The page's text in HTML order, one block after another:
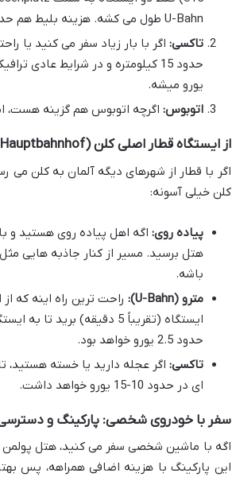
U-Bahn طول می کشه. هزینه بلیط هم حدود 3-4 یورو خواهد بود.
تاکسی: اگر با بار زیاد سفر می کنید یا
یورو میشه.
اتوبوس: اگرچه اتوبوس هم گزینه هست،
از ایستگاه قطار اصلی کلن (Köln Hauptbahnhof) تا اقامتگاهتان
اگر با قطار از شهرهای دیگه آلمان به کلن
کلن خیلی آسونه:
پیاده روی:
هتل برسید. مسیر از کنار جاذبه هایی
باشه.
مترو (U-Bahn):
راحت ترین راه اینه که
حدود 2.5 یورو خواهد بود.
تاکسی:
ای در حدود 10-15 یورو خواهد داشت.
سفر با خودروی شخصی: پارکینگ و
اگه با ماشین شخصی سفر می کنید، هتل پولمن
این پارکینگ با هزینه اضافی همراهه، پس